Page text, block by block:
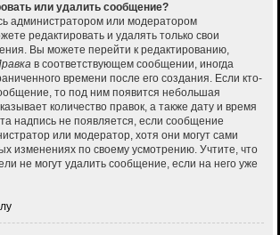
или удалить сообщение?
администратором или модератором
редактировать и удалять только свои
Вы можете перейти к редактированию,
в соответствующем сообщении, иногда
времени после его создания. Если кто-
то под ним появится небольшая
количество правок, а также дату и время
надпись не появляется, если сообщение
или модератор, хотя они могут сами
изменениях по своему усмотрению. Учтите, что
не могут удалить сообщение, если на него уже